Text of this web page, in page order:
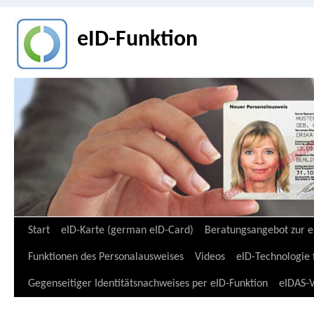
eID-Funktion
Zum
Inhalt
springen
Start eID-Karte (german eID-Card) Beratungsangebot zur
Funktionen des Personalausweises Videos eID-
Gegenseitiger Identitätsnachweises per eID-Funktion eIDAS-